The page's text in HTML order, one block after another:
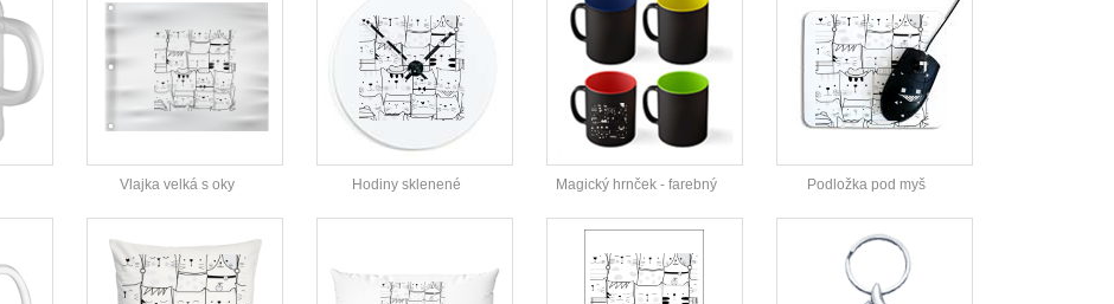
Vlajka velká s oky Hodiny sklenené Magický hrnček - farebný Podložka pod myš